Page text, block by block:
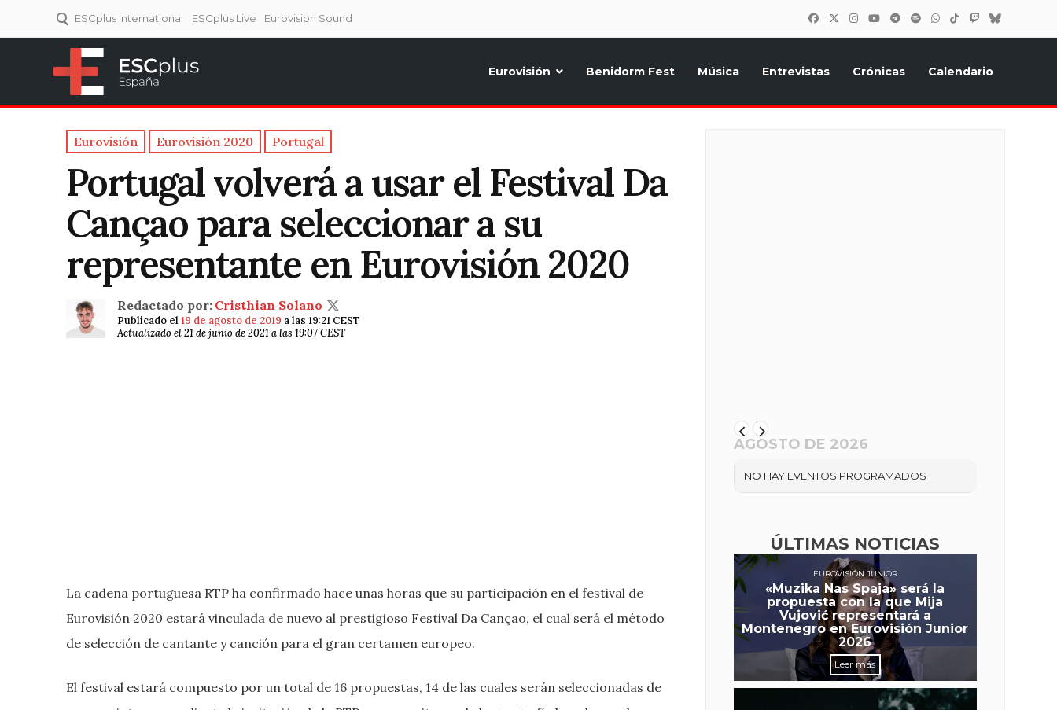
ESCplus International ESCplus Live Eurovision Sound
Eurovisión Benidorm Fest Música Entrevistas Crónicas Calendario
Eurovisión Eurovisión 2020 Portugal
Portugal volverá a usar el Festival Da
Cançao para seleccionar a su
representante en Eurovisión 2020
Redactado por: Cristhian Solano
Publicado el19 de agosto de 2019 a las 19:21 CEST
Actualizado el 21 de junio de 2021 a las 19:07 CEST
La cadena portuguesa RTP ha confirmado hace unas horas que su participación en el festival de
Eurovisión 2020 estará vinculada de nuevo al prestigioso Festival Da Cançao, el cual será el método
de selección de cantante y canción para el gran certamen europeo.
El festival estará compuesto por un total de 16 propuestas, 14 de las cuales serán seleccionadas de
AGOSTO DE 2026
NO HAY EVENTOS PROGRAMADOS
ÚLTIMAS NOTICIAS
EUROVISIÓN JUNIOR
«Muzika Nas Spaja» será la
propuesta con la que Mija
Vujović representará a
Montenegro en Eurovisión Junior
2026
Leer más